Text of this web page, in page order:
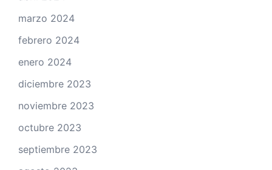
marzo 2024
febrero 2024
enero 2024
diciembre 2023
noviembre 2023
octubre 2023
septiembre 2023